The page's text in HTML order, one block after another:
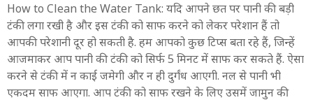
How to Clean the Water Tank: यदि आपने छत पर पानी की बड़ी
टंकी लगा रखी है और इस टंकी को साफ करने को लेकर परेशान हैं तो
आपकी परेशानी दूर हो सकती है. हम आपको कुछ टिप्स बता रहे हैं, जिन्हें
आजमाकर आप पानी की टंकी को सिर्फ 5 मिनट में साफ कर सकते हैं. ऐसा
करने से टंकी में न काई जमेगी और न ही दुर्गंध आएगी. नल से पानी भी
एकदम साफ आएगा. आप टंकी को साफ रखने के लिए उसमें जामुन की